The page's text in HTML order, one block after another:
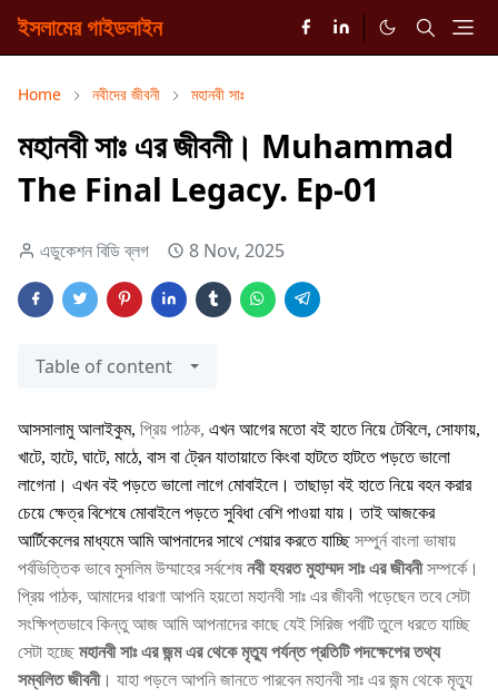
ইসলামের গাইডলাইন
Home নবীদের জীবনী মহানবী সাঃ
মহানবী সাঃ এর জীবনী। Muhammad
The Final Legacy. Ep-01
এডুকেশন বিডি ব্লগ 8 Nov, 2025
Table of content
আসসালামু আলাইকুম, প্রিয় পাঠক, এখন আগের মতো বই হাতে নিয়ে টেবিলে, সোফায়,
খাটে, হাটে, ঘাটে, মাঠে, বাস বা ট্রেন যাতায়াতে কিংবা হাটতে হাটতে পড়তে ভালো
লাগেনা। এখন বই পড়তে ভালো লাগে মোবাইলে। তাছাড়া বই হাতে নিয়ে বহন করার
চেয়ে ক্ষেত্র বিশেষে মোবাইলে পড়তে সুবিধা বেশি পাওয়া যায়। তাই আজকের
আর্টিকেলের মাধ্যমে আমি আপনাদের সাথে শেয়ার করতে যাচ্ছি সম্পুর্ন বাংলা ভাষায়
পর্বভিত্তিক ভাবে মুসলিম উম্মাহের সর্বশেষ নবী হযরত মুহাম্মদ সাঃ এর জীবনীসম্পর্কে।
প্রিয় পাঠক, আমাদের ধারণা আপনি হয়তো মহানবী সাঃ এর জীবনী পড়েছেন তবে সেটা
সংক্ষিপ্তভাবে কিন্তু আজ আমি আপনাদের কাছে যেই সিরিজ পর্বটি তুলে ধরতে যাচ্ছি
সেটা হচ্ছে মহানবী সাঃ এর জন্ম এর থেকে মৃত্যু পর্যন্ত প্রতিটি পদক্ষেপের তথ্য
সম্বলিত জীবনী। যাহা পড়লে আপনি জানতে পারবেন মহানবী সাঃ এর জন্ম থেকে মৃত্যু